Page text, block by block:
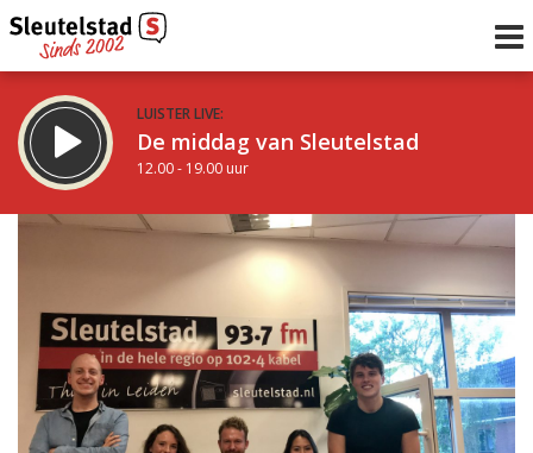
LUISTER LIVE:
De middag van Sleutelstad
12.00 - 19.00 uur
STRAKS:
De avond van Sleutelstad
Volgend uur
Inklappen